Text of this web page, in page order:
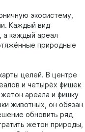
экосистему,
Каждый вид
а каждый ареал
природные
целей. В центре
и четырёх фишек
ареала и фишку
животных, он обязан
обновить ряд
жетон природы,